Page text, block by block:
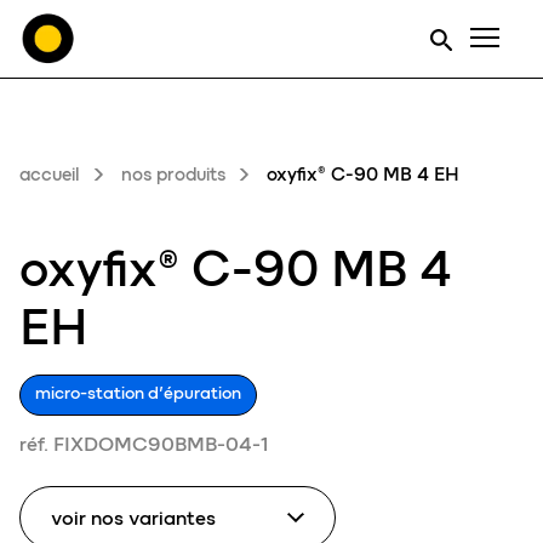
accueil nos produits oxyfix® C-90 MB 4 EH
oxyfix® C-90 MB 4
EH
micro-station d’épuration
réf. FIXDOMC90BMB-04-1